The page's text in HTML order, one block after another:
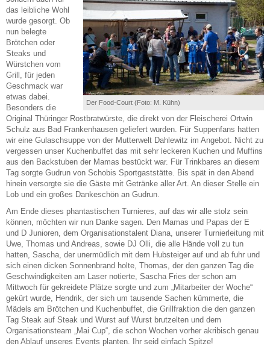
Der Food-Court (Foto: M. Kühn)
das leibliche Wohl
wurde gesorgt. Ob
nun belegte
Brötchen oder
Steaks und
Würstchen vom
Grill, für jeden
Geschmack war
etwas dabei.
Besonders die
Original Thüringer Rostbratwürste, die direkt von der Fleischerei Ortwin
Schulz aus Bad Frankenhausen geliefert wurden. Für Suppenfans hatten
wir eine Gulaschsuppe von der Mutterwelt Dahlewitz im Angebot. Nicht zu
vergessen unser Kuchenbuffet das mit sehr leckeren Kuchen und Muffins
aus den Backstuben der Mamas bestückt war. Für Trinkbares an diesem
Tag sorgte Gudrun von Schobis Sportgaststätte. Bis spät in den Abend
hinein versorgte sie die Gäste mit Getränke aller Art. An dieser Stelle ein
Lob und ein großes Dankeschön an Gudrun.
Am Ende dieses phantastischen Turnieres, auf das wir alle stolz sein
können, möchten wir nun Danke sagen. Den Mamas und Papas der E
und D Junioren, dem Organisationstalent Diana, unserer Turnierleitung mit
Uwe, Thomas und Andreas, sowie DJ Olli, die alle Hände voll zu tun
hatten, Sascha, der unermüdlich mit dem Hubsteiger auf und ab fuhr und
sich einen dicken Sonnenbrand holte, Thomas, der den ganzen Tag die
Geschwindigkeiten am Laser notierte, Sascha Fries der schon am
Mittwoch für gekreidete Plätze sorgte und zum „Mitarbeiter der Woche“
gekürt wurde, Hendrik, der sich um tausende Sachen kümmerte, die
Mädels am Brötchen und Kuchenbuffet, die Grillfraktion die den ganzen
Tag Steak auf Steak und Wurst auf Wurst brutzelten und dem
Organisationsteam „Mai Cup“, die schon Wochen vorher akribisch genau
den Ablauf unseres Events planten. Ihr seid einfach Spitze!